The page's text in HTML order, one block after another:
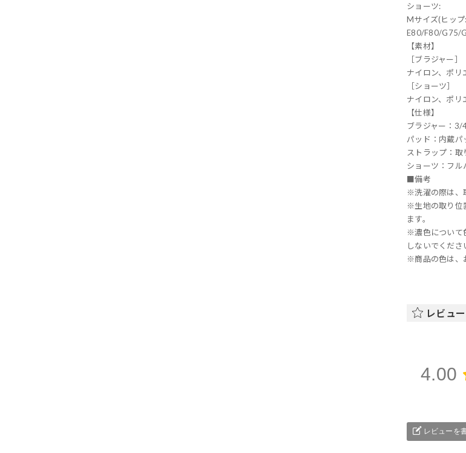
ショーツ:
Mサイズ(ヒッ
E80/F80/G75/
【素材】
［ブラジャー］
ナイロン、ポリ
［ショーツ］
ナイロン、ポリ
【仕様】
ブラジャー：3/
パッド：内蔵パ
ストラップ：
ショーツ：フ
■備考
※洗濯の際は、
※生地の取り位
ます。
※濃色について
しないでくださ
※商品の色は、
レビュー
4.00
レビューを